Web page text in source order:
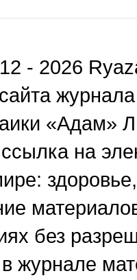
- 2026
«Адам»
на
здоровье,
без
журнале